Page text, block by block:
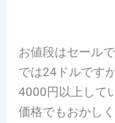
お値段はセール
では24ドルです
4000円以上して
価格でもおかし